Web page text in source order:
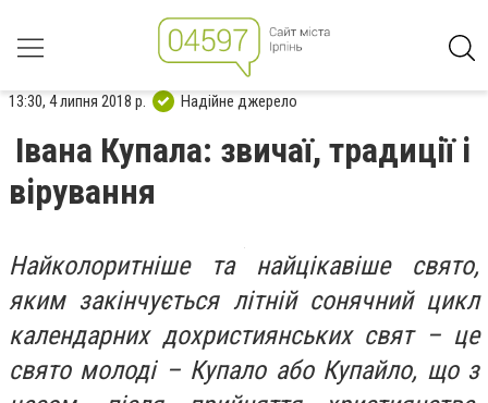
13:30, 4 липня 2018 р. Надійне джерело
Івана Купала: звичаї, традиції і
вірування
Найколоритніше та найцікавіше свято,
яким закінчується літній сонячний цикл
календарних дохристиянських свят – це
свято молоді – Купало або Купайло, що з